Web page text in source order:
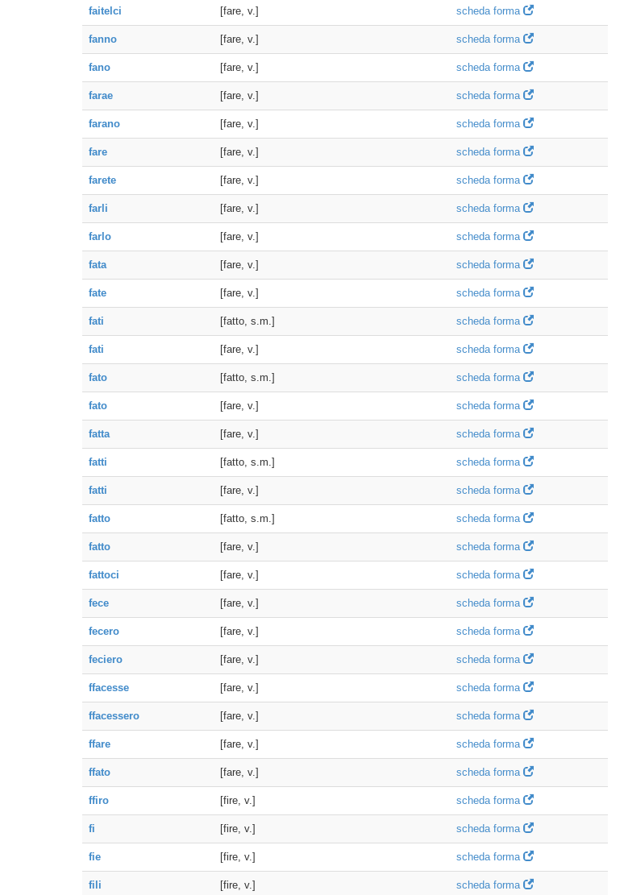
faitelci [fare, v.] scheda forma
fanno [fare, v.] scheda forma
fano [fare, v.] scheda forma
farae [fare, v.] scheda forma
farano [fare, v.] scheda forma
fare [fare, v.] scheda forma
farete [fare, v.] scheda forma
farli [fare, v.] scheda forma
farlo [fare, v.] scheda forma
fata [fare, v.] scheda forma
fate [fare, v.] scheda forma
fati [fatto, s.m.] scheda forma
fati [fare, v.] scheda forma
fato [fatto, s.m.] scheda forma
fato [fare, v.] scheda forma
fatta [fare, v.] scheda forma
fatti [fatto, s.m.] scheda forma
fatti [fare, v.] scheda forma
fatto [fatto, s.m.] scheda forma
fatto [fare, v.] scheda forma
fattoci [fare, v.] scheda forma
fece [fare, v.] scheda forma
fecero [fare, v.] scheda forma
feciero [fare, v.] scheda forma
ffacesse [fare, v.] scheda forma
ffacessero [fare, v.] scheda forma
ffare [fare, v.] scheda forma
ffato [fare, v.] scheda forma
ffiro [fire, v.] scheda forma
fi [fire, v.] scheda forma
fie [fire, v.] scheda forma
fili [fire, v.] scheda forma